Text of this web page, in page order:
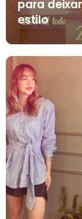
para
estilo